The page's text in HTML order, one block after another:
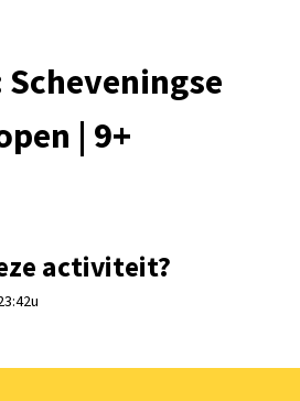
| 9+
activiteit?